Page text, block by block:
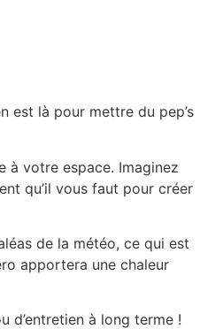
est là pour mettre du pep’s
à votre espace. Imaginez
qu’il vous faut pour créer
de la météo, ce qui est
apportera une chaleur
d’entretien à long terme !